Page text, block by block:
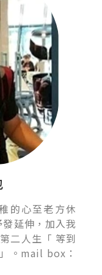
的心至老方休
延伸，加入我
二人生「 等到
。mail box：